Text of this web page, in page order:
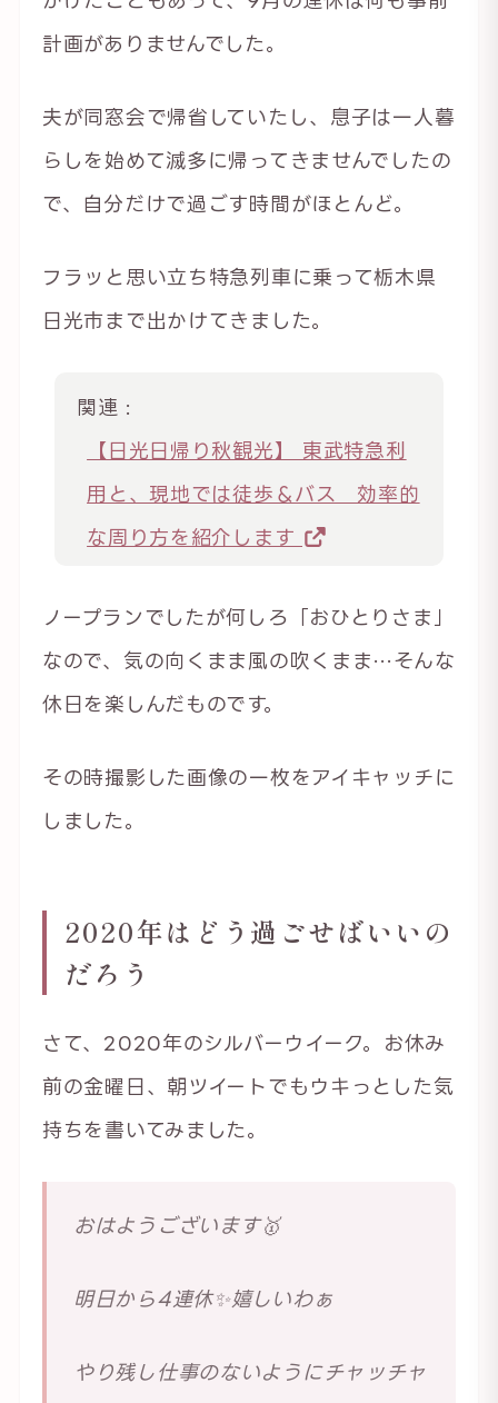
計画がありませんでした。
夫が同窓会で帰省していたし、息子は一人暮
らしを始めて滅多に帰ってきませんでしたの
で、自分だけで過ごす時間がほとんど。
フラッと思い立ち特急列車に乗って栃木県
日光市まで出かけてきました。
関連 :
【日光日帰り秋観光】 東武特急利
用と、現地では徒歩＆バス 効率的
な周り方を紹介します
ノープランでしたが何しろ「おひとりさま」
なので、気の向くまま風の吹くまま…そんな
休日を楽しんだものです。
その時撮影した画像の一枚をアイキャッチに
しました。
2020年はどう過ごせばいいの
だろう
さて、2020年のシルバーウイーク。お休み
前の金曜日、朝ツイートでもウキっとした気
持ちを書いてみました。
おはようございます🥇
明日から4連休✨嬉しいわぁ
やり残し仕事のないようにチャッチャ